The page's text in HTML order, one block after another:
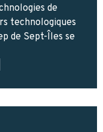
de
technologiques
de Sept-Îles se